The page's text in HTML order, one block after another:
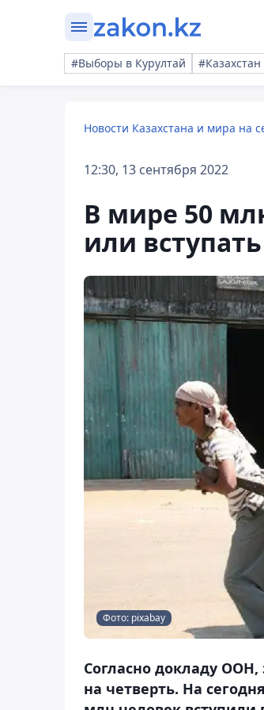
#Выборы в Курултай
Новости Казахстана и мира на
12:30, 13 сентября 2022
В мире 50
или
Фото: pixabay
Согласно докладу
на четверть. На